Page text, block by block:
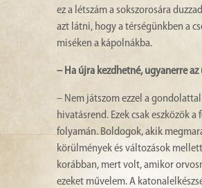
ez a létszám a sokszorosára
azt látni, hogy a térségünkben a
miséken a kápolnákba.
– Ha újra kezdhetné, ugyanerre az
– Nem játszom ezzel a
hivatásrend. Ezek csak eszközök
folyamán. Boldogok, akik
körülmények és változások
korábban, mert volt, amikor
ezeket művelem. A